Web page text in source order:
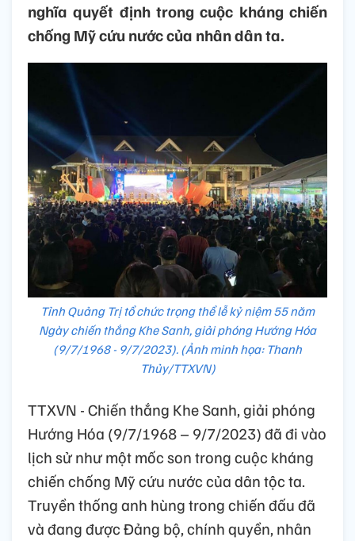
nghĩa quyết định trong cuộc kháng chiến
chống Mỹ cứu nước của nhân dân ta.
Tỉnh Quảng Trị tổ chức trọng thể lễ kỷ niệm 55 năm
Ngày chiến thắng Khe Sanh, giải phóng Hướng Hóa
(9/7/1968 - 9/7/2023). (Ảnh minh họa: Thanh
Thủy/TTXVN)
TTXVN - Chiến thắng Khe Sanh, giải phóng
Hướng Hóa (9/7/1968 – 9/7/2023) đã đi vào
lịch sử như một mốc son trong cuộc kháng
chiến chống Mỹ cứu nước của dân tộc ta.
Truyền thống anh hùng trong chiến đấu đã
và đang được Đảng bộ, chính quyền, nhân